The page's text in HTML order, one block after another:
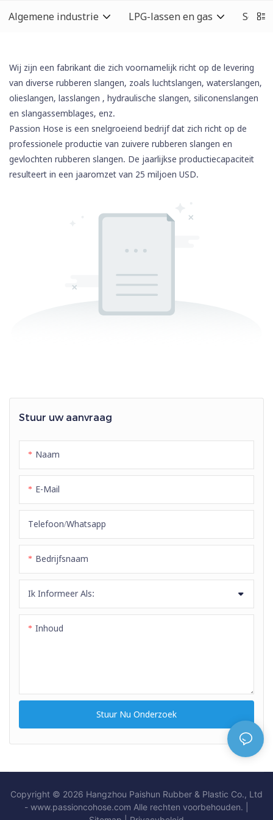
Algemene industrie LPG-lassen en gas
Stuur uw aanvraag
Naam
E-Mail
Telefoon/whatsapp
Bedrijfsnaam
Ik Informeer Als:
Inhoud
Stuur Nu Onderzoek
Wij zijn een fabrikant die zich voornamelijk richt op de levering
van diverse rubberen slangen, zoals luchtslangen, waterslangen,
olieslangen, lasslangen , hydraulische slangen, siliconenslangen
en slangassemblages, enz.
Passion Hose is een snelgroeiend bedrijf dat zich richt op de
professionele productie van zuivere rubberen slangen en
gevlochten rubberen slangen. De jaarlijkse productiecapaciteit
resulteert in een jaaromzet van 25 miljoen USD.
Copyright © 2026 Hangzhou Paishun Rubber & Plastic Co., Ltd
- www.passioncohose.com Alle rechten voorbehouden. |